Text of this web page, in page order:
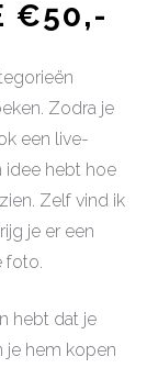
€50,-
Zodra je
een live-
idee hebt hoe
Zelf vind ik
je er een
foto.
hebt dat je
je hem kopen